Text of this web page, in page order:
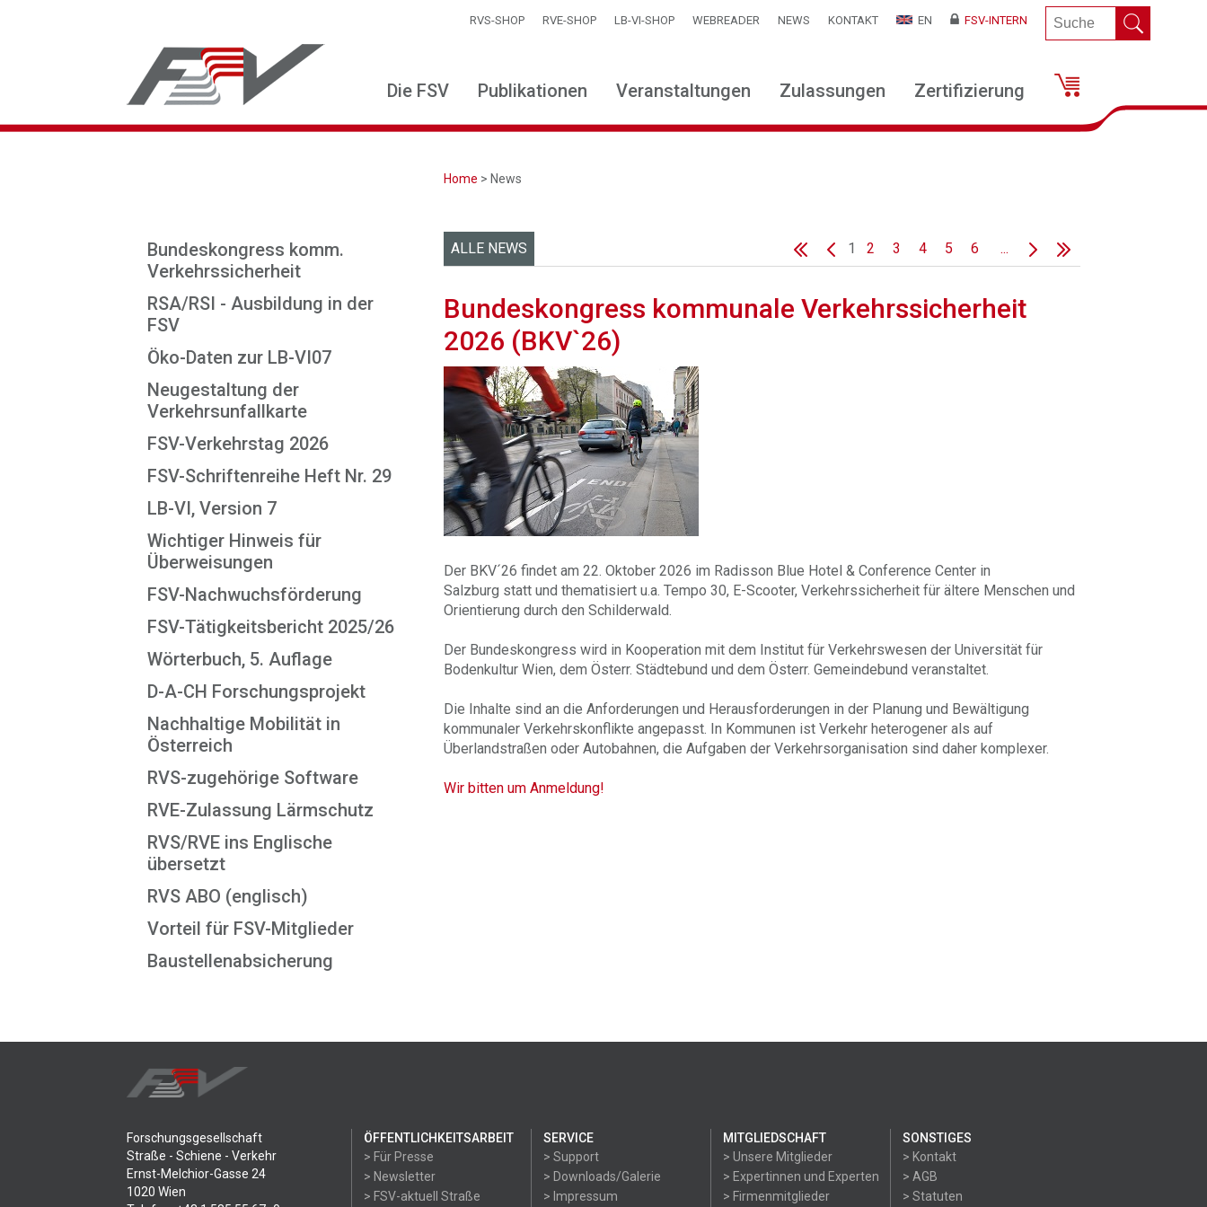
RVS-SHOP RVE-SHOP LB-VI-SHOP WEBREADER NEWS KONTAKT EN FSV-INTERN
Die FSV Publikationen Veranstaltungen Zulassungen Zertifizierung
Home > News
Bundeskongress komm.
Verkehrssicherheit
RSA/RSI - Ausbildung in der
FSV
Öko-Daten zur LB-VI07
Neugestaltung der
Verkehrsunfallkarte
FSV-Verkehrstag 2026
FSV-Schriftenreihe Heft Nr. 29
LB-VI, Version 7
Wichtiger Hinweis für
Überweisungen
FSV-Nachwuchsförderung
FSV-Tätigkeitsbericht 2025/26
Wörterbuch, 5. Auflage
D-A-CH Forschungsprojekt
Nachhaltige Mobilität in
Österreich
RVS-zugehörige Software
RVE-Zulassung Lärmschutz
RVS/RVE ins Englische
übersetzt
RVS ABO (englisch)
Vorteil für FSV-Mitglieder
Baustellenabsicherung
ALLE NEWS 1 2 3 4 5 6 ...
Bundeskongress kommunale Verkehrssicherheit
2026 (BKV`26)
Der BKV´26 findet am 22. Oktober 2026 im Radisson Blue Hotel & Conference Center in
Salzburg statt und thematisiert u.a. Tempo 30, E-Scooter, Verkehrssicherheit für ältere Menschen und
Orientierung durch den Schilderwald.
Der Bundeskongress wird in Kooperation mit dem Institut für Verkehrswesen der Universität für
Bodenkultur Wien, dem Österr. Städtebund und dem Österr. Gemeindebund veranstaltet.
Die Inhalte sind an die Anforderungen und Herausforderungen in der Planung und Bewältigung
kommunaler Verkehrskonflikte angepasst. In Kommunen ist Verkehr heterogener als auf
Überlandstraßen oder Autobahnen, die Aufgaben der Verkehrsorganisation sind daher komplexer.
Wir bitten um Anmeldung!
Forschungsgesellschaft
Straße - Schiene - Verkehr
Ernst-Melchior-Gasse 24
1020 Wien
ÖFFENTLICHKEITSARBEIT
> Für Presse
> Newsletter
> FSV-aktuell Straße
SERVICE
> Support
> Downloads/Galerie
> Impressum
MITGLIEDSCHAFT
> Unsere Mitglieder
> Expertinnen und Experten
> Firmenmitglieder
SONSTIGES
> Kontakt
> AGB
> Statuten